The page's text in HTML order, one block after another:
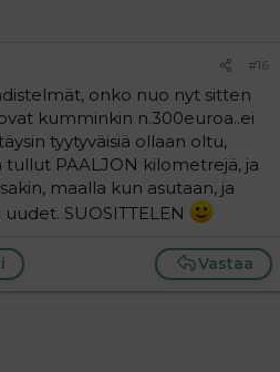
#16
onko nuo nyt sitten
kumminkin n.300euroa..ei
tyytyväisiä ollaan oltu,
PAALJON kilometrejä, ja
maalla kun asutaan, ja
SUOSITTELEN
Vastaa